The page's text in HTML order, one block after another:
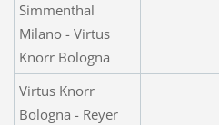
Simmenthal
Milano - Virtus
Knorr Bologna
Virtus Knorr
Bologna - Reyer